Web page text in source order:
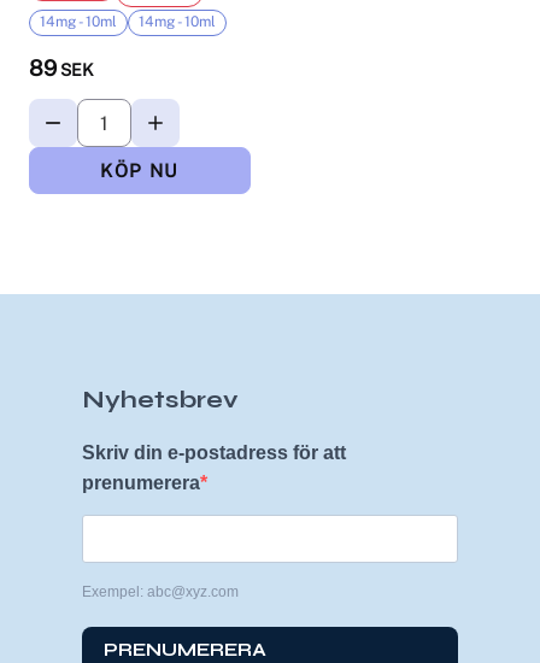
89 SEK
14mg - 10ml
14mg - 10ml
Nyhetsbrev
Skriv din e-postadress för att
prenumerera
Exempel: abc@xyz.com
PRENUMERERA